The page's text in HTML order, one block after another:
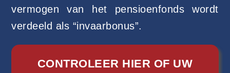
vermogen van het pensioenfonds wordt
verdeeld als “invaarbonus”.
CONTROLEER HIER OF UW